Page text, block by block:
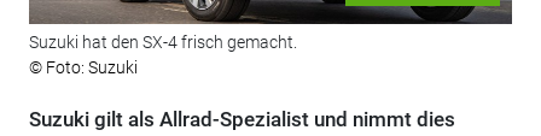
Suzuki hat den SX-4 frisch gemacht.
© Foto: Suzuki
Suzuki gilt als Allrad-Spezialist und nimmt dies